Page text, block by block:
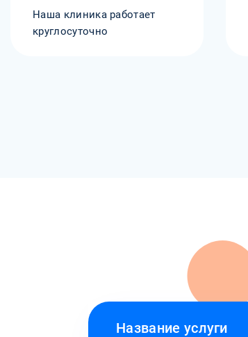
Наша клиника работает
круглосуточно
Название услуги